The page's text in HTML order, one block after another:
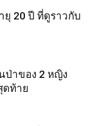
ยุ 20 ปี ที่ดูราวกับ
ป่าของ 2 หญิง
ดท้าย